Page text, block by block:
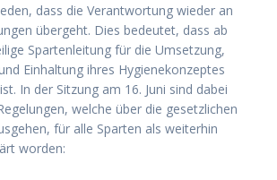
dass die Ver­ant­wor­tung wie­der an
über­geht. Dies bedeu­tet, dass ab
Spar­ten­lei­tung für die Umset­zung,
Ein­hal­tung ihres Hygie­ne­kon­zep­tes
In der Sit­zung am 16. Juni sind dabei
wel­che über die gesetz­li­chen
für alle Spar­ten als wei­ter­hin
worden: